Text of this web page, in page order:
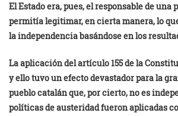
El Estado era, pues, el responsable de una
permitía legitimar, en cierta manera, lo
la independencia basándose en los
La aplicación del artículo 155 de la
y ello tuvo un efecto devastador para la
pueblo catalán que, por cierto, no es
políticas de austeridad fueron aplicadas